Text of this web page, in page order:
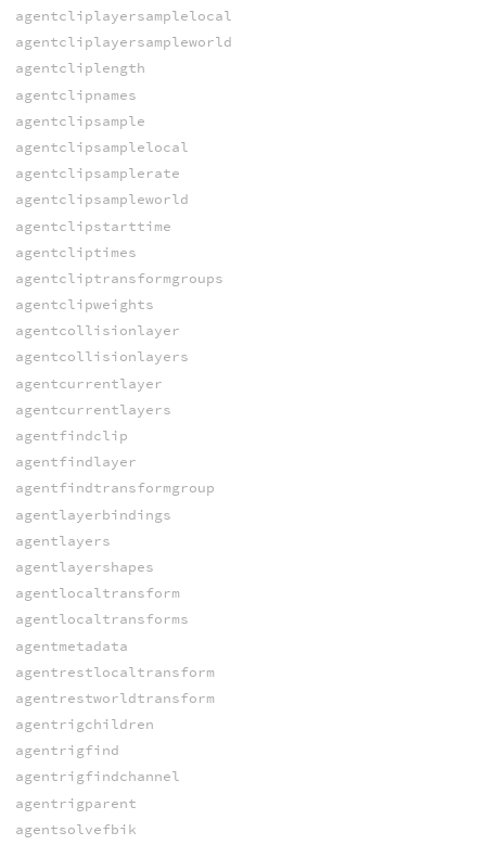
agentcliplayersamplelocal
agentcliplayersampleworld
agentcliplength
agentclipnames
agentclipsample
agentclipsamplelocal
agentclipsamplerate
agentclipsampleworld
agentclipstarttime
agentcliptimes
agentcliptransformgroups
agentclipweights
agentcollisionlayer
agentcollisionlayers
agentcurrentlayer
agentcurrentlayers
agentfindclip
agentfindlayer
agentfindtransformgroup
agentlayerbindings
agentlayers
agentlayershapes
agentlocaltransform
agentlocaltransforms
agentmetadata
agentrestlocaltransform
agentrestworldtransform
agentrigchildren
agentrigfind
agentrigfindchannel
agentrigparent
agentsolvefbik